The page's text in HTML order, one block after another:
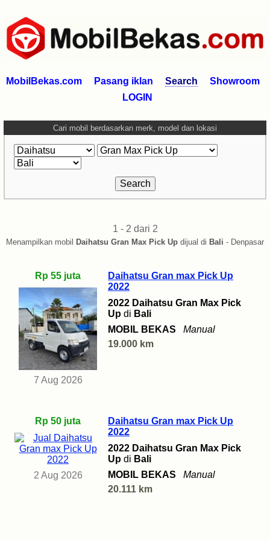
MobilBekas.com Pasang iklan Search
Showroom
LOGIN
Cari mobil berdasarkan merk, model dan lokasi
1 - 2 dari 2
Menampilkan mobil Daihatsu Gran Max Pick Up dijual di Bali - Denpasar
Rp 55 juta
7 Aug 2026
Daihatsu Gran max Pick Up
2022
2022 Daihatsu Gran Max Pick
Up di Bali
MOBIL BEKAS
Manual
19.000 km
Rp 50 juta
2 Aug 2026
Daihatsu Gran max Pick Up
2022
2022 Daihatsu Gran Max Pick
Up di Bali
MOBIL BEKAS
Manual
20.111 km